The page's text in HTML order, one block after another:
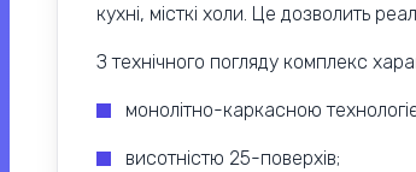
кухні, місткі холи. Це дозволить
З технічного погляду комплекс
монолітно-каркасною
висотністю 25-поверхів;